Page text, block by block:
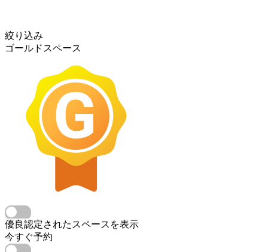
絞り込み
ゴールドスペース
優良認定されたスペースを表示
今すぐ予約